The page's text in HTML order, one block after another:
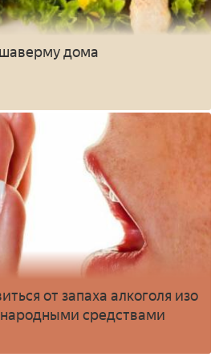
дома
от запаха алкоголя изо
средствами